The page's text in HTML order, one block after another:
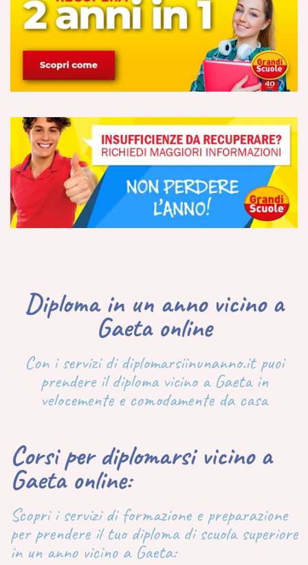
Diploma in un anno vicino a
Gaeta online
Con i servizi di diplomarsiinunanno.it puoi
prendere il diploma vicino a Gaeta in
velocemente e comodamente da casa
Corsi per diplomarsi vicino a
Gaeta online:
Scopri i servizi di formazione e preparazione
per prendere il tuo diploma di scuola superiore
in un anno vicino a Gaeta: